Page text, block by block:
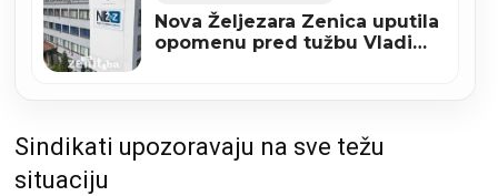
Nova Željezara Zenica uputila
opomenu pred tužbu Vladi
Sindikati upozoravaju na sve težu
situaciju